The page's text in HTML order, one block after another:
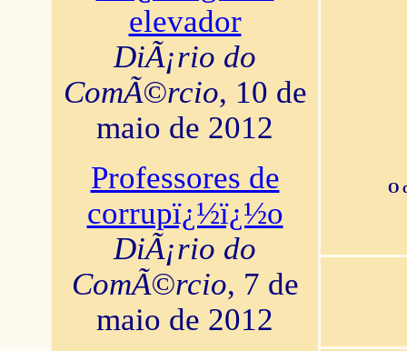
elevador
DiÃ¡rio do
ComÃ©rcio, 10 de
maio de 2012
Professores de
corrupï¿½ï¿½o
DiÃ¡rio do
ComÃ©rcio, 7 de
maio de 2012
O